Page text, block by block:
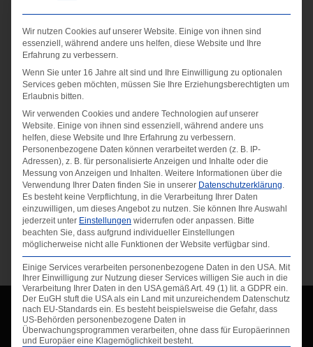
Fähigkeiten
Gepostet am
16/09/2020
ültje SR Technics
Infos
Wir nutzen Cookies auf unserer Website. Einige von ihnen sind
essenziell, während andere uns helfen, diese Website und Ihre
Erfahrung zu verbessern.
Wenn Sie unter 16 Jahre alt sind und Ihre Einwilligung zu optionalen
Services geben möchten, müssen Sie Ihre Erziehungsberechtigten um
Erlaubnis bitten.
Wir verwenden Cookies und andere Technologien auf unserer
Website. Einige von ihnen sind essenziell, während andere uns
helfen, diese Website und Ihre Erfahrung zu verbessern.
Personenbezogene Daten können verarbeitet werden (z. B. IP-
Adressen), z. B. für personalisierte Anzeigen und Inhalte oder die
Messung von Anzeigen und Inhalten. Weitere Informationen über die
Verwendung Ihrer Daten finden Sie in unserer Datenschutzerklärung.
Es besteht keine Verpflichtung, in die Verarbeitung Ihrer Daten
einzuwilligen, um dieses Angebot zu nutzen. Sie können Ihre Auswahl
jederzeit unter Einstellungen widerrufen oder anpassen. Bitte
beachten Sie, dass aufgrund individueller Einstellungen
möglicherweise nicht alle Funktionen der Website verfügbar sind.
Einige Services verarbeiten personenbezogene Daten in den USA. Mit
Ihrer Einwilligung zur Nutzung dieser Services willigen Sie auch in die
Verarbeitung Ihrer Daten in den USA gemäß Art. 49 (1) lit. a GDPR ein.
Der EuGH stuft die USA als ein Land mit unzureichendem Datenschutz
nach EU-Standards ein. Es besteht beispielsweise die Gefahr, dass
US-Behörden personenbezogene Daten in
Überwachungsprogrammen verarbeiten, ohne dass für Europäerinnen
und Europäer eine Klagemöglichkeit besteht.